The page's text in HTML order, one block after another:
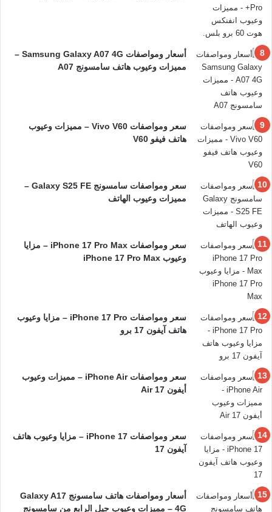
أسعار ومواصفات Samsung Galaxy A07 4G –
مميزات وعيوب هاتف سامسونج A07
سعر ومواصفات Vivo V60 – مميزات وعيوب
هاتف فيفو V60
سعر ومواصفات سامسونج Galaxy S25 FE –
مميزات وعيوب الهاتف
سعر ومواصفات iPhone 17 Pro Max – مزايا
وعيوب iPhone 17 Pro Max
سعر ومواصفات iPhone 17 Pro – مزايا وعيوب
هاتف آيفون 17 برو
سعر ومواصفات iPhone Air – مميزات وعيوب
أيفون 17 Air
سعر ومواصفات iPhone 17 – مزايا وعيوب هاتف
آيفون 17
أسعار ومواصفات هاتف سامسونج Galaxy A17
4G – مميزات وعيوب جيل الرابع من سامسونج